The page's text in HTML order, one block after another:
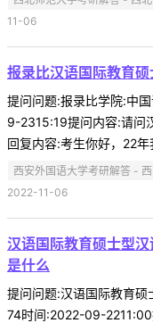
11-06
报录比汉语国际教育
提问问题:报录比学院:中
9-2315:19提问内容:请问
回复内容:考生你好，22
西安外国语大学考研解答 -
2022-11-06
汉语国际教育硕士型
是什么
提问问题:汉语国际教育
74时间:2022-09-2211:00